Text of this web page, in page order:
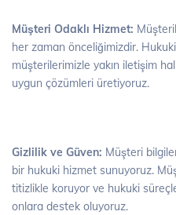
Müşteri Odaklı Hizmet:
her zaman önceliğimizdir.
müşterilerimizle yakın iletişim
uygun çözümleri üretiyoruz.
Gizlilik ve Güven: Müşteri
bir hukuki hizmet sunuyoruz.
titizlikle koruyor ve hukuki
onlara destek oluyoruz.